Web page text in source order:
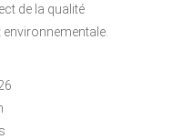
de la qualité